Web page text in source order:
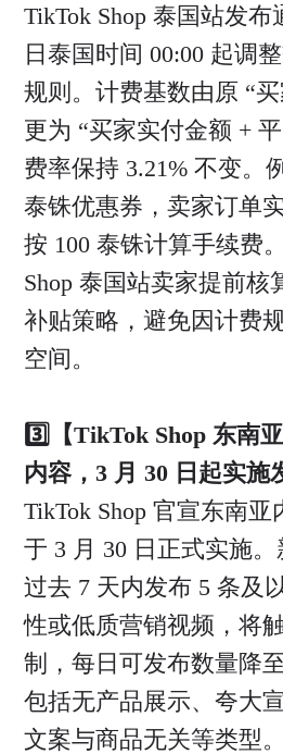
TikTok Shop 泰国站发布
日泰国时间 00:00 起调
规则。计费基数由原 “
更为 “买家实付金额 +
费率保持 3.21% 不变。
泰铢优惠券，卖家订单
按 100 泰铢计算手续费
Shop 泰国站卖家提前核
补贴策略，避免因计费
空间。
3️⃣【TikTok Shop 东南
内容，3 月 30 日起实施
TikTok Shop 官宣东南
于 3 月 30 日正式实施
过去 7 天内发布 5 条及
性或低质营销视频，将
制，每日可发布数量降
包括无产品展示、夸大
文案与商品无关等类型。